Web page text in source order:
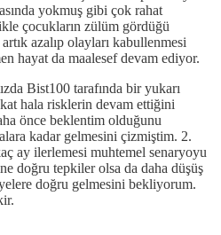
yokmuş gibi çok rahat
çocukların zülüm gördüğü
azalıp olayları kabullenmesi
hayat da maalesef devam ediyor.
Bist100 tarafında bir yukarı
hala risklerin devam ettiğini
önce beklentim olduğunu
kadar gelmesini çizmiştim. 2.
ay ilerlemesi muhtemel senaryoyu
doğru tepkiler olsa da daha düşüş
doğru gelmesini bekliyorum.